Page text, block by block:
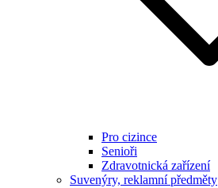
Pro cizince
Senioři
Zdravotnická zařízení
Suvenýry, reklamní předměty